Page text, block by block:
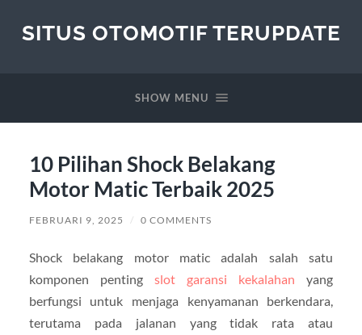
SITUS OTOMOTIF TERUPDATE
SHOW MENU
10 Pilihan Shock Belakang
Motor Matic Terbaik 2025
FEBRUARI 9, 2025 / 0 COMMENTS
Shock belakang motor matic adalah salah satu
komponen penting slot garansi kekalahan yang
berfungsi untuk menjaga kenyamanan berkendara,
terutama pada jalanan yang tidak rata atau